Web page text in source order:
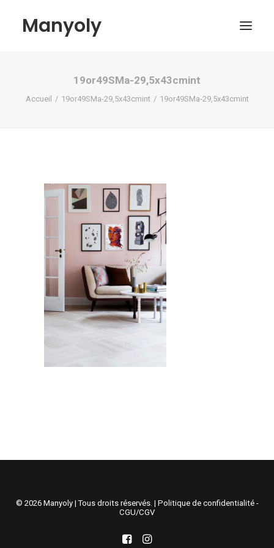
Manyoly
Contact
Mon compte
Recherche
Panier
19or49SMa-29,5x43cmint
Accueil 19or49SMa-29,5x43cmint 19or49SMa-29,5x43cmint
© 2026 Manyoly | Tous droits réservés. | Politique de confidentialité -
CGU/CGV